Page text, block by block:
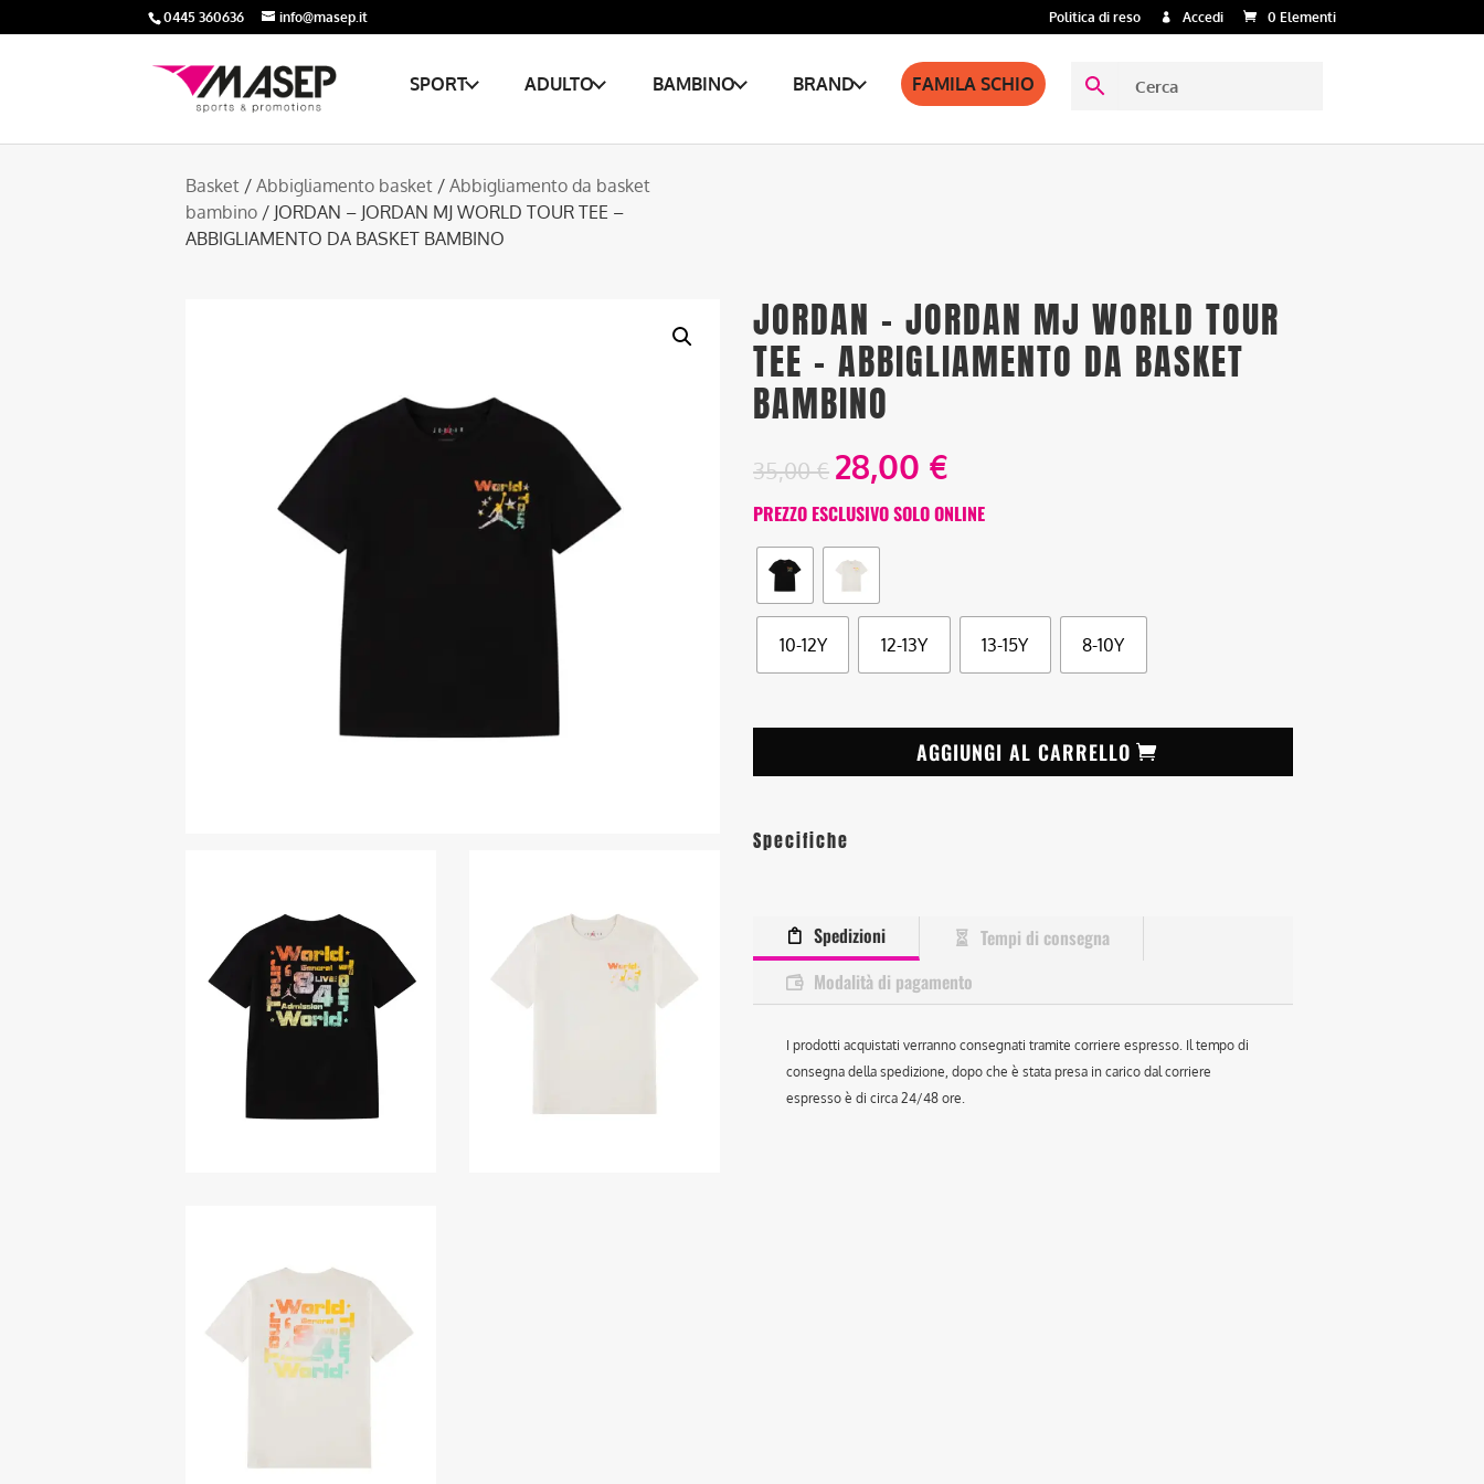
0445 360636 info@masep.it Politica di reso Accedi 0 Elementi
SPORT ADULTO BAMBINO BRAND FAMILA SCHIO
Basket / Abbigliamento basket / Abbigliamento da basket
bambino / JORDAN – JORDAN MJ WORLD TOUR TEE –
ABBIGLIAMENTO DA BASKET BAMBINO
JORDAN – JORDAN MJ WORLD TOUR
TEE – ABBIGLIAMENTO DA BASKET
BAMBINO
35,00€ 28,00 €
PREZZO ESCLUSIVO SOLO ONLINE
10-12Y 12-13Y 13-15Y 8-10Y
AGGIUNGI AL CARRELLO
Specifiche
Spedizioni
Tempi di consegna
Modalità di pagamento
I prodotti acquistati verranno consegnati tramite corriere espresso. Il tempo di
consegna della spedizione, dopo che è stata presa in carico dal corriere
espresso è di circa 24/48 ore.